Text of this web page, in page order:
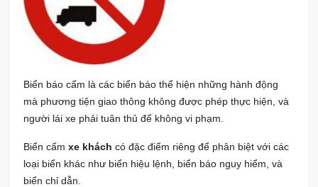
Biển báo cấm là các biển báo thể hiện những hành động
mà phương tiện giao thông không được phép thực hiện, và
người lái xe phải tuân thủ để không vi phạm.
Biển cấm xe khách có đặc điểm riêng để phân biệt với các
loại biển khác như biển hiệu lệnh, biển báo nguy hiểm, và
biển chỉ dẫn.